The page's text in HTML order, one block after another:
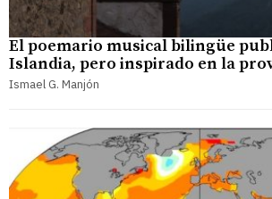
El poemario musical bilingüe
Islandia, pero inspirado en la
Ismael G. Manjón